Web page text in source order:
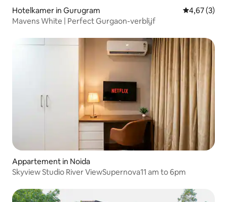
Hotelkamer in Gurugram
4,67 (3)
Mavens White | Perfect Gurgaon-verblijf
Appartement in Noida
Skyview Studio River ViewSupernova11 am to 6pm